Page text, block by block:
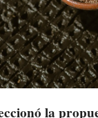
la